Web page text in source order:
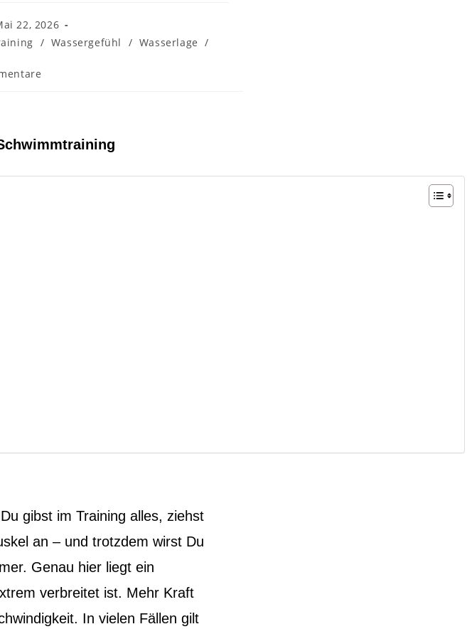
22, 2026
/ Wassergefühl / Wasserlage /
gibst im Training alles, ziehst
an – und trotzdem wirst Du
Genau hier liegt ein
verbreitet ist. Mehr Kraft
In vielen Fällen gilt